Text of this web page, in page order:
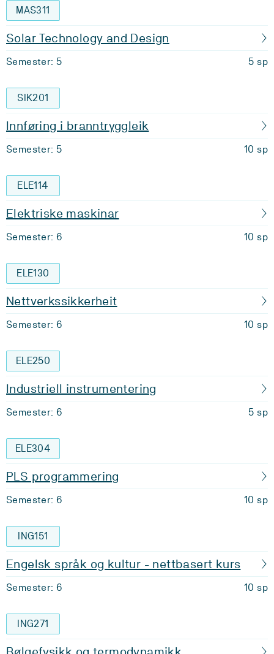
MAS311
Solar Technology and Design
Semester: 5 5 sp
SIK201
Innføring i branntryggleik
Semester: 5 10 sp
ELE114
Elektriske maskinar
Semester: 6 10 sp
ELE130
Nettverkssikkerheit
Semester: 6 10 sp
ELE250
Industriell instrumentering
Semester: 6 5 sp
ELE304
PLS programmering
Semester: 6 10 sp
ING151
Engelsk språk og kultur - nettbasert kurs
Semester: 6 10 sp
ING271